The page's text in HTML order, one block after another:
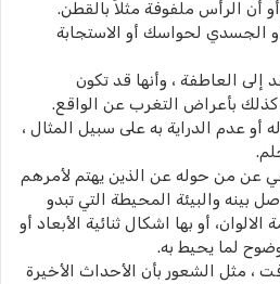
الرأس ملفوفة مثلاً بالقطن.
الجسدي لحواسك أو الاستجابة
إلى العاطفة ، وأنها قد تكون
كذلك بأعراض التغرب عن الواقع.
أو عدم الدراية به على سبيل المثال ،
عن من حوله عن الذين يهتم لأمرهم
بينه والبيئة المحيطة التي تبدو
أو بها اشكال ثنائية الأبعاد أو
لما يحيط به.
، مثل الشعور بأن الأحداث الأخيرة